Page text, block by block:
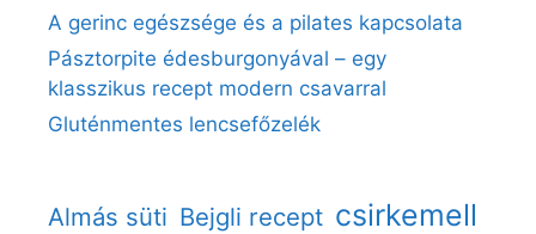
A gerinc egészsége és a pilates kapcsolata
Pásztorpite édesburgonyával – egy
klasszikus recept modern csavarral
Gluténmentes lencsefőzelék
Almás süti Bejgli recept csirkemell